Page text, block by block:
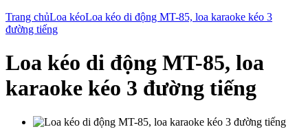
Trang chủLoa kéoLoa kéo di động MT-85, loa karaoke kéo 3
đường tiếng
Loa kéo di động MT-85, loa
karaoke kéo 3 đường tiếng